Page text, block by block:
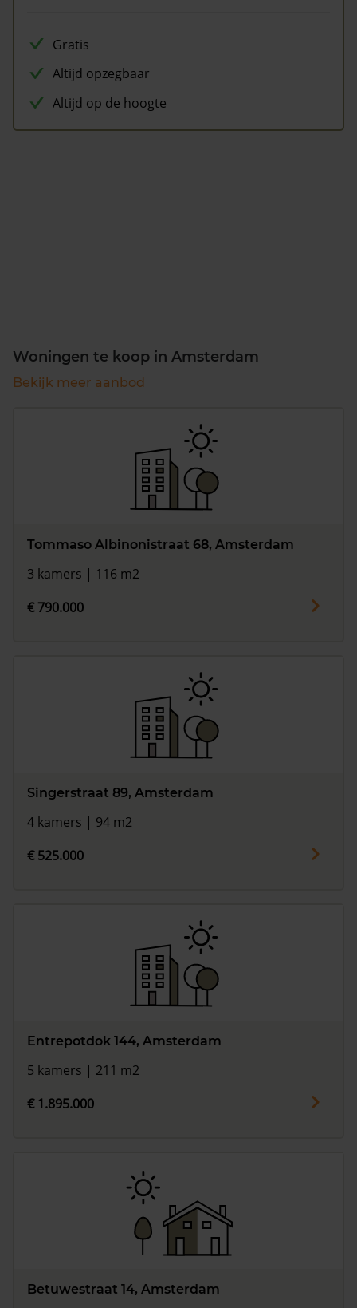
Gratis
Altijd opzegbaar
Altijd op de hoogte
Woningen te koop in Amsterdam
Bekijk meer aanbod
Tommaso Albinonistraat 68, Amsterdam
3 kamers | 116 m2
€ 790.000
Singerstraat 89, Amsterdam
4 kamers | 94 m2
€ 525.000
Entrepotdok 144, Amsterdam
5 kamers | 211 m2
€ 1.895.000
Betuwestraat 14, Amsterdam